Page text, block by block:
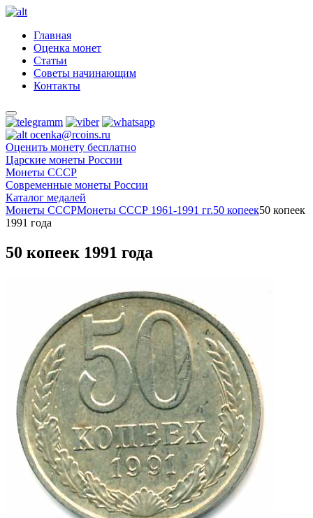
Главная
Оценка монет
Статьи
Советы начинающим
Контакты
ocenka@rcoins.ru
Оценить монету бесплатно
Царские монеты России
Монеты СССР
Современные монеты России
Каталог медалей
Монеты СССРМонеты СССР 1961-1991 гг.50 копеек50 копеек
1991 года
50 копеек 1991 года